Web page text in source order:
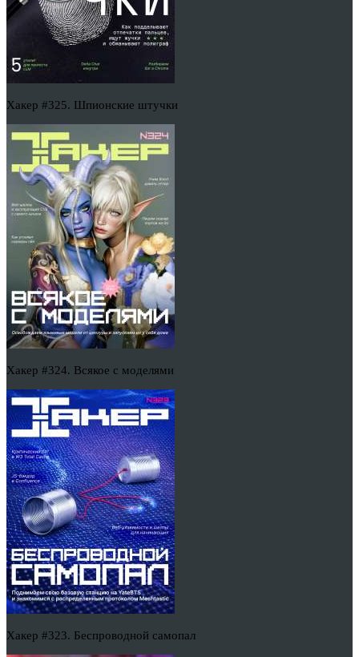
Хакер #325. Шпионские штучки
Хакер #324. Всякое с моделями
Хакер #323. Беспроводной самопал